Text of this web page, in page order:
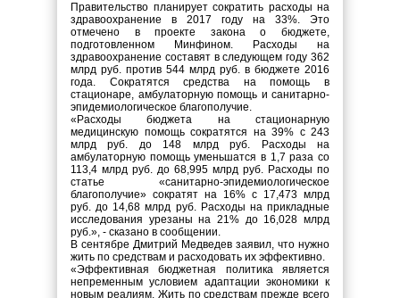
Правительство планирует сократить расходы на
здравоохранение в 2017 году на 33%. Это
отмечено в проекте закона о бюджете,
подготовленном Минфином. Расходы на
здравоохранение составят в следующем году 362
млрд руб. против 544 млрд руб. в бюджете 2016
года. Сократятся средства на помощь в
стационаре, амбулаторную помощь и санитарно-
эпидемиологическое благополучие.
«Расходы бюджета на стационарную
медицинскую помощь сократятся на 39% с 243
млрд руб. до 148 млрд руб. Расходы на
амбулаторную помощь уменьшатся в 1,7 раза со
113,4 млрд руб. до 68,995 млрд руб. Расходы по
статье «санитарно-эпидемиологическое
благополучие» сократят на 16% с 17,473 млрд
руб. до 14,68 млрд руб. Расходы на прикладные
исследования урезаны на 21% до 16,028 млрд
руб.», - сказано в сообщении.
В сентябре Дмитрий Медведев заявил, что нужно
жить по средствам и расходовать их эффективно.
«Эффективная бюджетная политика является
непременным условием адаптации экономики к
новым реалиям. Жить по средствам прежде всего